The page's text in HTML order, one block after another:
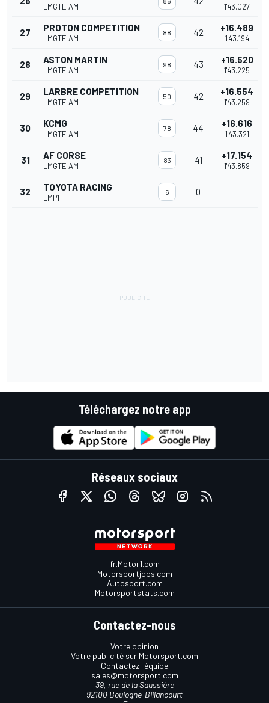
LMGTE AM 1'43.027
27 PROTON COMPETITION
LMGTE AM
88 42 +16.489
1'43.194
28 ASTON MARTIN
LMGTE AM
98 43 +16.520
1'43.225
29 LARBRE COMPETITION
LMGTE AM
50 42 +16.554
1'43.259
30 KCMG
LMGTE AM
78 44 +16.616
1'43.321
31 AF CORSE
LMGTE AM
83 41 +17.154
1'43.859
32 TOYOTA RACING
LMP1
6 0
Téléchargez notre app
Réseaux sociaux
fr.Motor1.com
Motorsportjobs.com
Autosport.com
Motorsportstats.com
Contactez-nous
Votre opinion
Votre publicité sur Motorsport.com
Contactez l'équipe
sales@motorsport.com
39, rue de la Saussière
92100 Boulogne-Billancourt